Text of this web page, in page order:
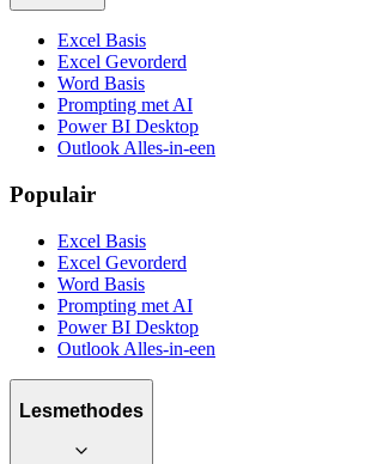
Excel Basis
Excel Gevorderd
Word Basis
Prompting met AI
Power BI Desktop
Outlook Alles-in-een
Populair
Excel Basis
Excel Gevorderd
Word Basis
Prompting met AI
Power BI Desktop
Outlook Alles-in-een
Lesmethodes